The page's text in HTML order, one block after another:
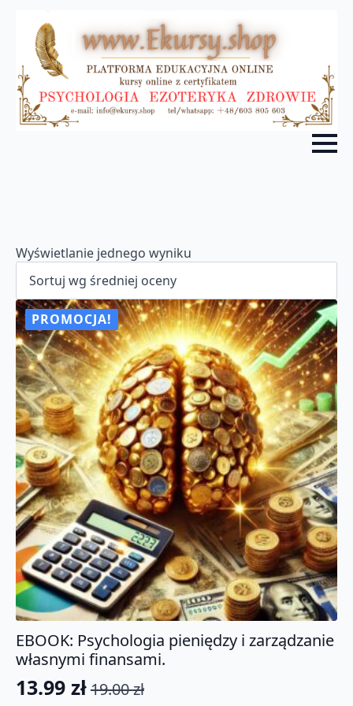
Wyświetlanie jednego wyniku
PROMOCJA!
EBOOK: Psychologia pieniędzy i zarządzanie
własnymi finansami.
19.00zł
Pierwotna
13.99 zł
Aktualna